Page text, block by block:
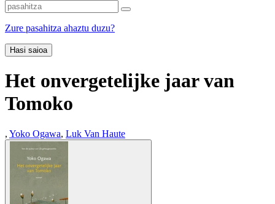
Zure pasahitza ahaztu duzu?
Hasi saioa
Het onvergetelijke jaar van
Tomoko
, Yoko Ogawa, Luk Van Haute